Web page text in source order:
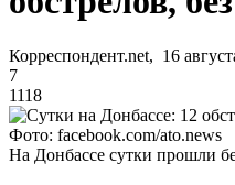
Корреспондент.net, 16
7
1118
Фото: facebook.com/ato.news
На Донбассе сутки прошли